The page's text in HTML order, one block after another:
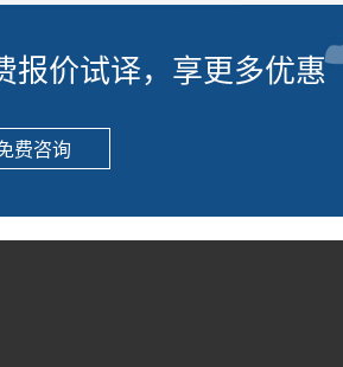
报价试译，享更多优惠
费咨询